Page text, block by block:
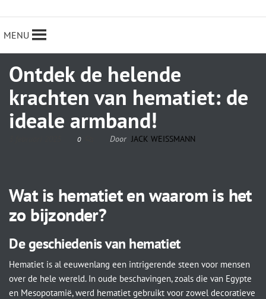
MENU
Ontdek de helende
krachten van hematiet: de
ideale armband!
0 Door JACK WEISSMANN
Wat is hematiet en waarom is het
zo bijzonder?
De geschiedenis van hematiet
Hematiet is al eeuwenlang een intrigerende steen voor mensen
over de hele wereld. In oude beschavingen, zoals die van Egypte
en Mesopotamië, werd hematiet gebruikt voor zowel decoratieve